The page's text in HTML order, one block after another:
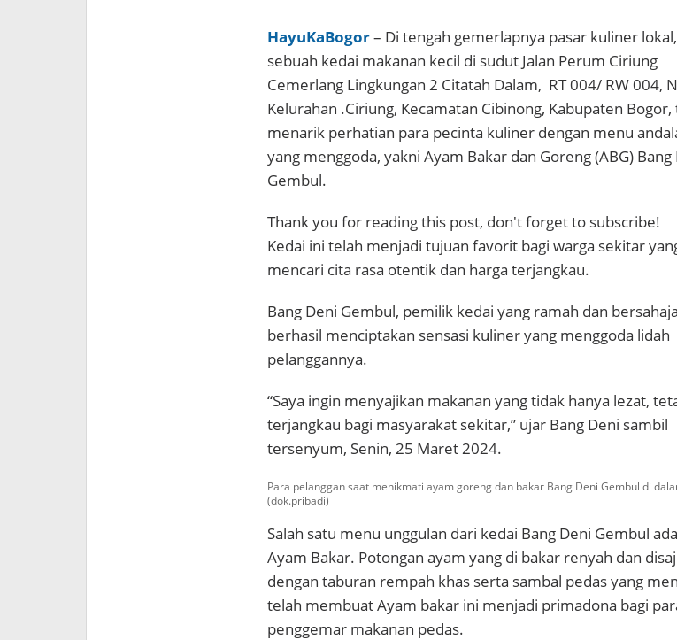
HayuKaBogor– Di tengah gemerlapnya pasar kuliner lokal,
sebuah kedai makanan kecil di sudut Jalan Perum Ciriung
Cemerlang Lingkungan 2 Citatah Dalam, RT 004/ RW 004,
Kelurahan .Ciriung, Kecamatan Cibinong, Kabupaten Bogor,
menarik perhatian para pecinta kuliner dengan menu
yang menggoda, yakni Ayam Bakar dan Goreng (ABG) Bang
Gembul.
Thank you for reading this post, don't forget to subscribe!
Kedai ini telah menjadi tujuan favorit bagi warga sekitar
mencari cita rasa otentik dan harga terjangkau.
Bang Deni Gembul, pemilik kedai yang ramah dan
berhasil menciptakan sensasi kuliner yang menggoda lidah
pelanggannya.
“Saya ingin menyajikan makanan yang tidak hanya lezat,
terjangkau bagi masyarakat sekitar,” ujar Bang Deni sambil
tersenyum, Senin, 25 Maret 2024.
Para pelanggan saat menikmati ayam goreng dan bakar Bang Deni Gembul di
(dok.pribadi)
Salah satu menu unggulan dari kedai Bang Deni Gembul
Ayam Bakar. Potongan ayam yang di bakar renyah dan
dengan taburan rempah khas serta sambal pedas yang
telah membuat Ayam bakar ini menjadi primadona bagi
penggemar makanan pedas.